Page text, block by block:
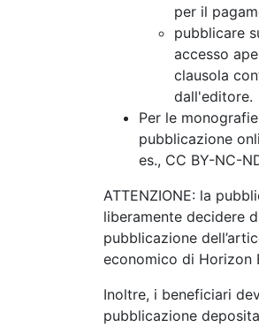
per il
pubblicare
accesso
clausola
dall'editore.
Per le
pubblicazione
es., CC BY-NC-
ATTENZIONE: la
liberamente decidere
pubblicazione
economico di Horizon
Inoltre, i beneficiari
pubblicazione